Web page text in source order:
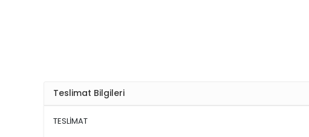
Teslimat Bilgileri
TESLİMAT